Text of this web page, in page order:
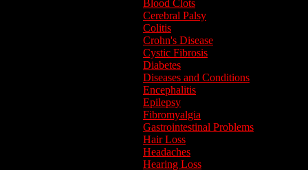
Blood Clots
Cerebral Palsy
Colitis
Crohn's Disease
Cystic Fibrosis
Diabetes
Diseases and Conditions
Encephalitis
Epilepsy
Fibromyalgia
Gastrointestinal Problems
Hair Loss
Headaches
Hearing Loss